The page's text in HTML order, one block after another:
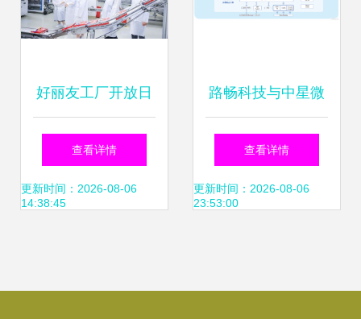
好丽友工厂开放日
媒体零距离见证食
品安全与智能化生
查看详情
更新时间：2026-08-06
14:38:45
路畅科技与中星微
技术强强联手，共
筑汽车数据安全可
查看详情
更新时间：2026-08-06
23:53:00